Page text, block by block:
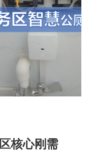
核心刚需